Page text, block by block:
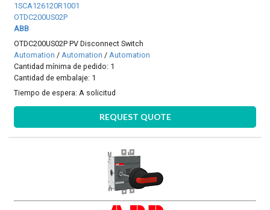
1SCA126120R1001
OTDC200US02P
ABB
OTDC200US02P PV Disconnect Switch
Automation /Automation /Automation
Cantidad mínima de pedido: 1
Cantidad de embalaje: 1
Tiempo de espera:A solicitud
REQUEST QUOTE